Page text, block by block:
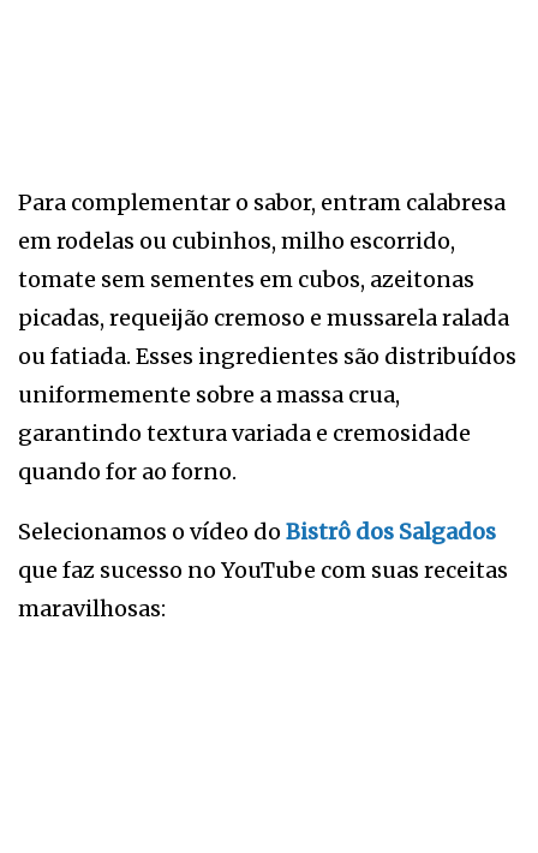
Para complementar o sabor, entram calabresa
em rodelas ou cubinhos, milho escorrido,
tomate sem sementes em cubos, azeitonas
picadas, requeijão cremoso e mussarela ralada
ou fatiada. Esses ingredientes são distribuídos
uniformemente sobre a massa crua,
garantindo textura variada e cremosidade
quando for ao forno.
Selecionamos o vídeo do Bistrô dos Salgados
que faz sucesso no YouTube com suas receitas
maravilhosas: